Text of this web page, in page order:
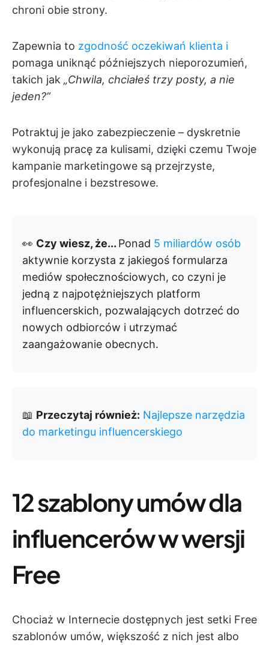
chroni obie strony.
Zapewnia to zgodność oczekiwań klienta i
pomaga uniknąć późniejszych nieporozumień,
takich jak „Chwila, chciałeś trzy posty, a nie
jeden?”
Potraktuj je jako zabezpieczenie – dyskretnie
wykonują pracę za kulisami, dzięki czemu Twoje
kampanie marketingowe są przejrzyste,
profesjonalne i bezstresowe.
👀 Czy wiesz, że... Ponad 5 miliardów osób
aktywnie korzysta z jakiegoś formularza
mediów społecznościowych, co czyni je
jedną z najpotężniejszych platform
influencerskich, pozwalających dotrzeć do
nowych odbiorców i utrzymać
zaangażowanie obecnych.
📖 Przeczytaj również: Najlepsze narzędzia
do marketingu influencerskiego
12 szablony umów dla
influencerów w wersji
Free
Chociaż w Internecie dostępnych jest setki Free
szablonów umów, większość z nich jest albo